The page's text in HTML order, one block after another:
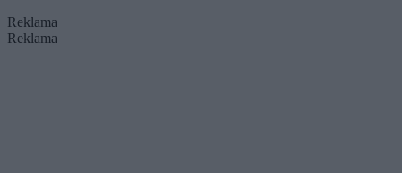
Reklama
Reklama